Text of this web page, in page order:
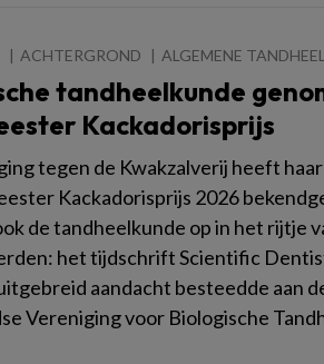
ACHTERGROND ALGEMENE
tandheelkunde
Kackadorisprijs
tegen de Kwakzalverij heeft
Kackadorisprijs 2026
de tandheelkunde op in het rijtje
het tijdschrift Scientific
aandacht besteedde aan
Vereniging voor Biologische